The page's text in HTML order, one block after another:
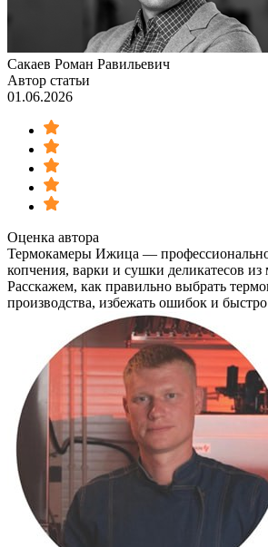
Сакаев Роман Равильевич
Автор статьи
01.06.2026
Оценка автора
Термокамеры Ижица —
копчения, варки и сушки деликатесов из
Расскажем, как правильно выбрать
производства, избежать ошибок и